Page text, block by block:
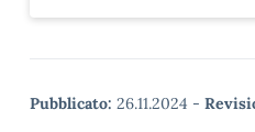
Pubblicato: 26.11.2024 -